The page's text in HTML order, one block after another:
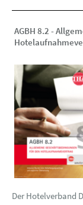
AGBH 8.2 -
Der Hotelverband